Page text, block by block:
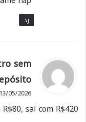
رد
ي
و
ل
sem
13/05/2026 الساعة 06:36
saí com R$420.